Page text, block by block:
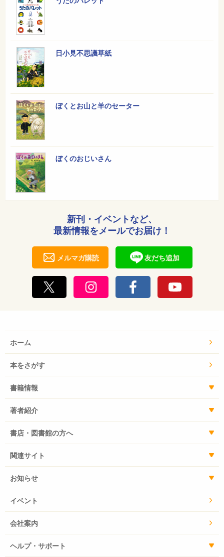
日小見不思議草紙
ぼくとお山と羊のセーター
ぼくのおじいさん
新刊・イベントなど、
最新情報をメールでお届け！
メルマガ購読 友だち追加
ホーム
本をさがす
書籍情報
著者紹介
書店・図書館の方へ
関連サイト
お知らせ
イベント
会社案内
ヘルプ・サポート